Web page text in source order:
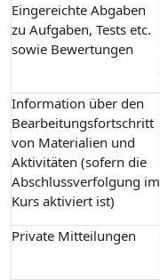
Eingereichte Abgaben
zu Aufgaben, Tests etc.
sowie Bewertungen
Information über den
Bearbeitungsfortschritt
von Materialien und
Aktivitäten (sofern die
Abschlussverfolgung im
Kurs aktiviert ist)
Private Mitteilungen